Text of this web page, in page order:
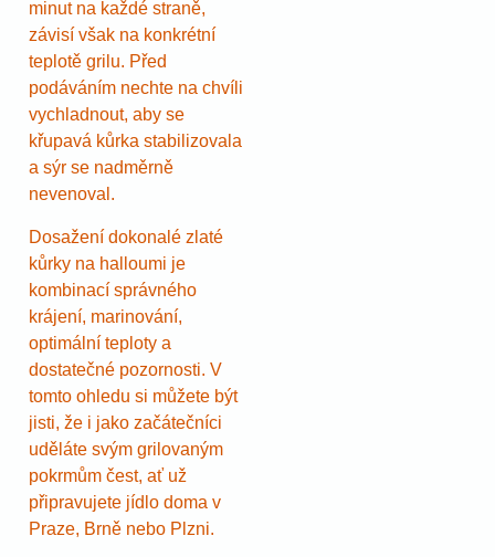
minut na každé straně,
závisí však na konkrétní
teplotě grilu. Před
podáváním nechte na chvíli
vychladnout, aby se
křupavá kůrka stabilizovala
a sýr se nadměrně
nevenoval.
Dosažení dokonalé zlaté
kůrky na halloumi je
kombinací správného
krájení, marinování,
optimální teploty a
dostatečné pozornosti. V
tomto ohledu si můžete být
jisti, že i jako začátečníci
uděláte svým grilovaným
pokrmům čest, ať už
připravujete jídlo doma v
Praze, Brně nebo Plzni.